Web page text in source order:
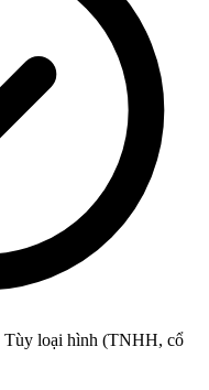
Tùy loại hình (TNHH, cổ